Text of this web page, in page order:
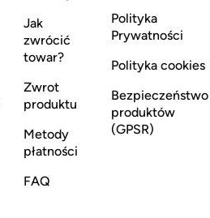
Jak
zwrócić
towar?
Zwrot
produktu
Metody
płatności
FAQ
Polityka
Prywatności
Polityka cookies
Bezpieczeństwo
produktów
(GPSR)